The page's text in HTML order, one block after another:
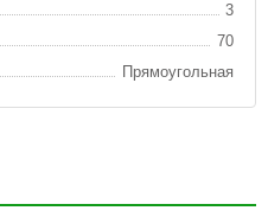
3
70
Прямоугольная